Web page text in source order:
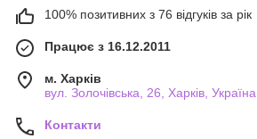
100% позитивних з 76 відгуків за рік
Працює з 16.12.2011
м. Харків
вул. Золочівська, 26, Харків, Україна
Контакти